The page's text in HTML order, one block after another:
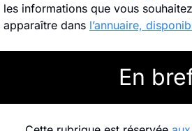
les informations que vous
apparaître dans l’annuaire,
En